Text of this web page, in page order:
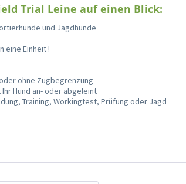
Trial Leine auf einen Blick:
und Jagdhunde
eine Einheit !
ohne Zugbegrenzung
Hund an- oder abgeleint
Training, Workingtest, Prüfung oder Jagd